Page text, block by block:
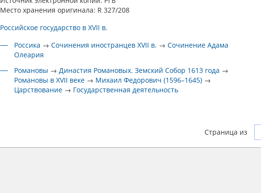
Место хранения оригинала: R 327/208
Российское государство в XVII в.
Россика →Сочинения иностранцев XVII в. →Сочинение Адама
Олеария
Романовы →Династия Романовых. Земский Собор 1613 года →
Романовы в XVII веке → Михаил Федорович (1596–1645) →
Царствование → Государственная деятельность
Страница из